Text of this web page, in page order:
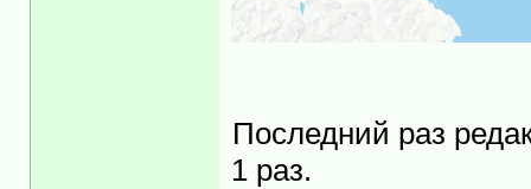
Последний раз
1 раз.